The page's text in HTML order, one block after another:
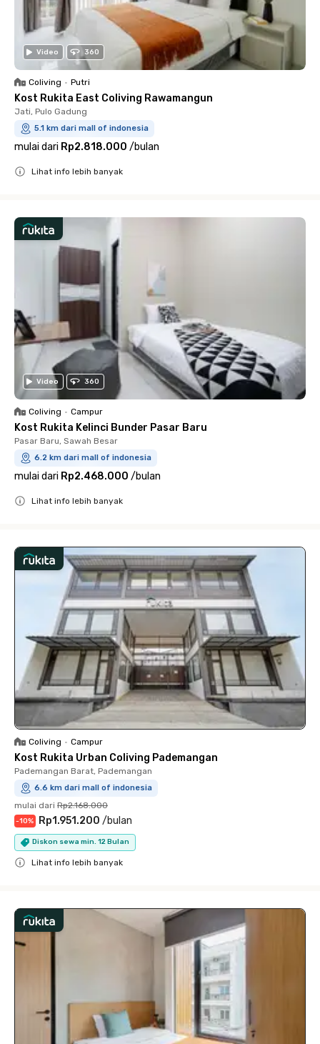
Video 360
Coliving • Putri
Kost Rukita East Coliving Rawamangun
Jati, Pulo Gadung
5.1 km dari mall of indonesia
mulai dari Rp2.818.000 /bulan
Lihat info lebih banyak
Video 360
Coliving • Campur
Kost Rukita Kelinci Bunder Pasar Baru
Pasar Baru, Sawah Besar
6.2 km dari mall of indonesia
mulai dari Rp2.468.000 /bulan
Lihat info lebih banyak
Coliving • Campur
Kost Rukita Urban Coliving Pademangan
Pademangan Barat, Pademangan
6.6 km dari mall of indonesia
mulai dari Rp2.168.000
-10% Rp1.951.200 /bulan
Diskon sewa min. 12 Bulan
Lihat info lebih banyak